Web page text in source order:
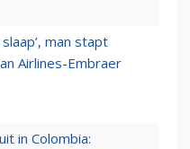
man stapt
Airlines-Embraer
in Colombia: